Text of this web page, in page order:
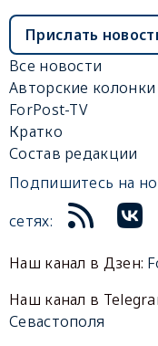
Прислать
Все новости
Авторские колонки
ForPost-TV
Кратко
Состав редакции
Подпишитесь на
сетях:
Наш канал в Дзен:
Наш канал в
Севастополя